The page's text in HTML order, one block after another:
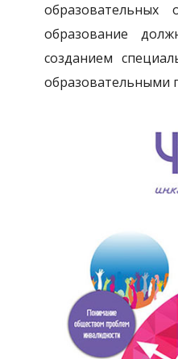
образование
созданием
образовательными